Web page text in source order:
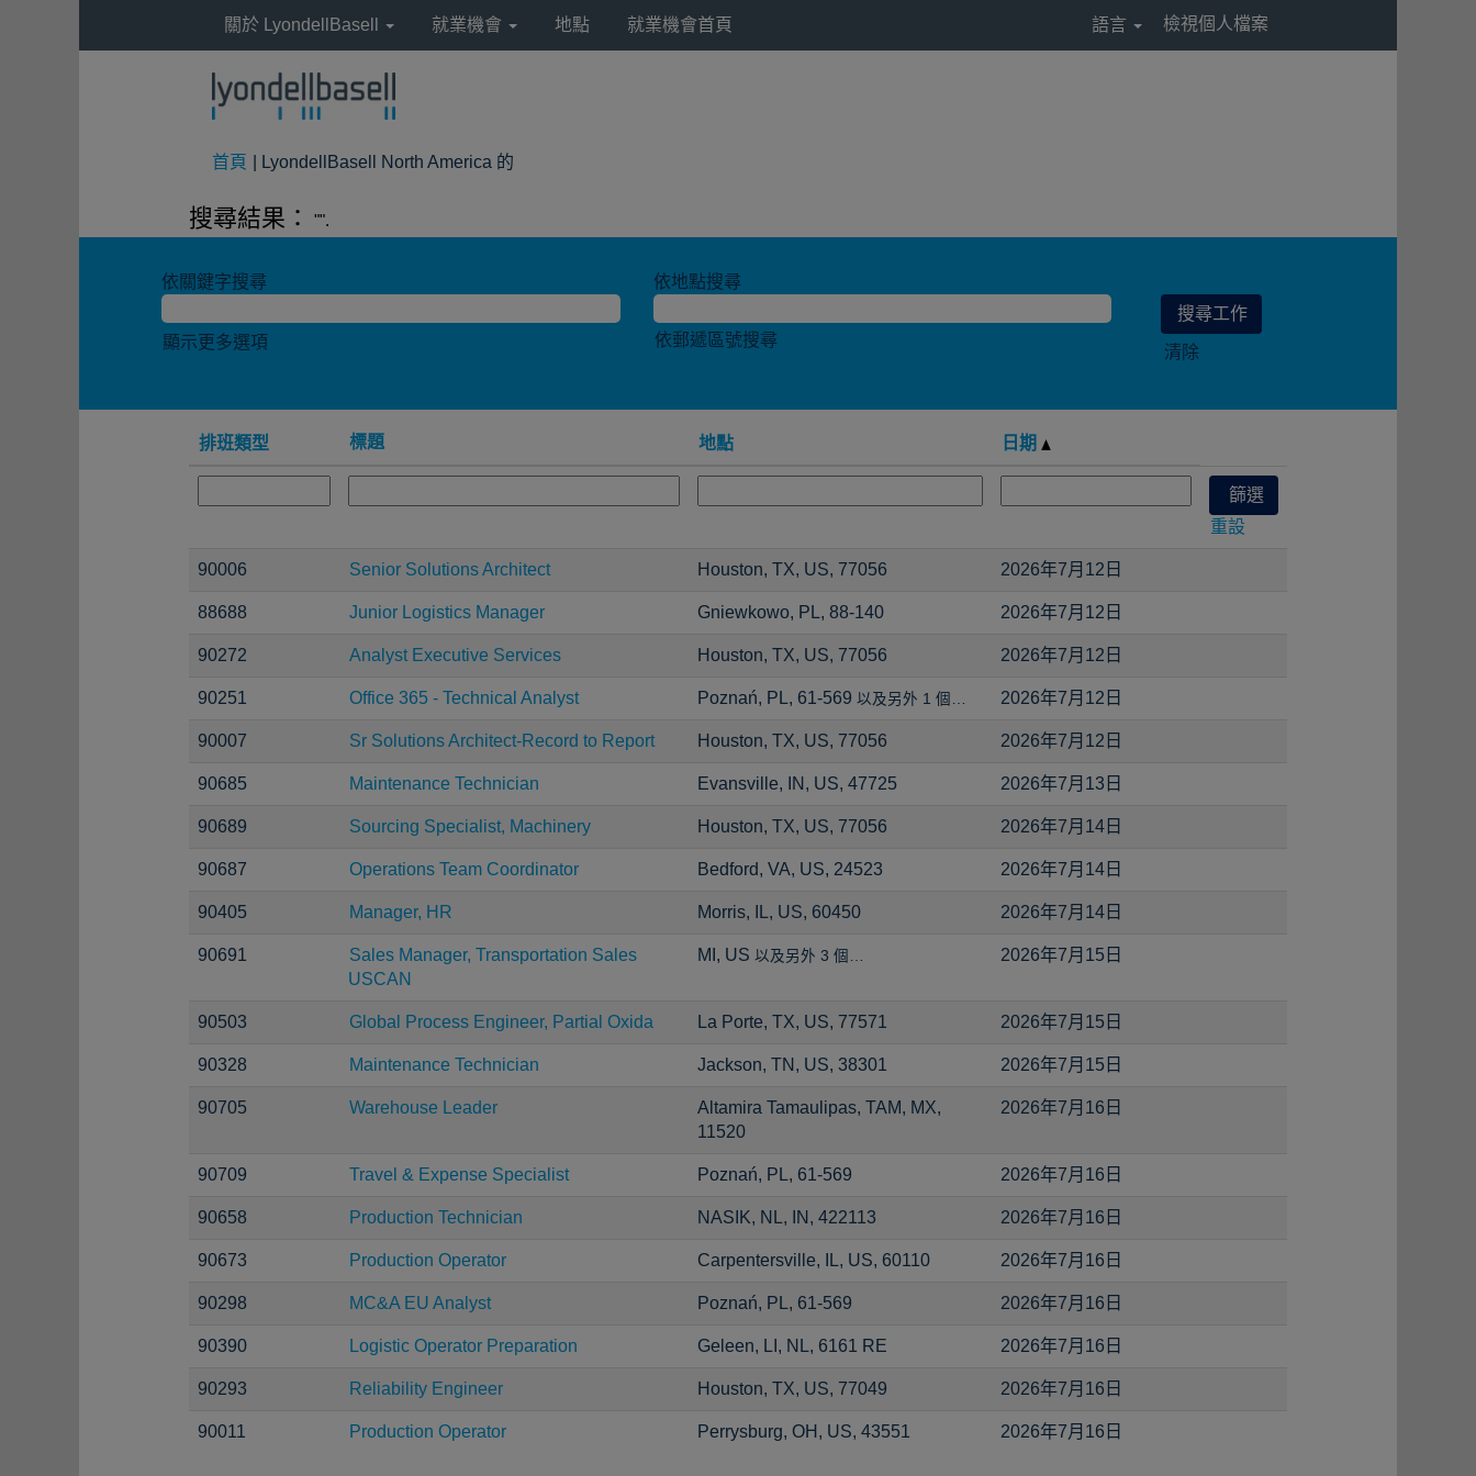
關於 LyondellBasell 就業機會 地點 就業機會首頁 語言 檢視個人檔案
首頁 LyondellBasell North America 的
面)
搜尋結果： "".
依關鍵字搜尋 依地點搜尋
依郵遞區號搜尋
顯示更多選項
清除
排班類型 標題 地點 日期
重設
90006 Senior Solutions Architect Houston, TX, US, 77056 2026年7月12日
88688 Junior Logistics Manager Gniewkowo, PL, 88-140 2026年7月12日
90272 Analyst Executive Services Houston, TX, US, 77056 2026年7月12日
90251 Office 365 - Technical Analyst Poznań, PL, 61-569 以及另外 1 個… 2026年7月12日
90007 Sr Solutions Architect-Record to Report Houston, TX, US, 77056 2026年7月12日
90685 Maintenance Technician Evansville, IN, US, 47725 2026年7月13日
90689 Sourcing Specialist, Machinery Houston, TX, US, 77056 2026年7月14日
90687 Operations Team Coordinator Bedford, VA, US, 24523 2026年7月14日
90405 Manager, HR Morris, IL, US, 60450 2026年7月14日
90691
Sales Manager, Transportation Sales
USCAN
MI, US 以及另外 3 個… 2026年7月15日
90503 Global Process Engineer, Partial Oxida La Porte, TX, US, 77571 2026年7月15日
90328 Maintenance Technician Jackson, TN, US, 38301 2026年7月15日
90705 Warehouse Leader
Altamira Tamaulipas, TAM, MX,
11520
2026年7月16日
90709 Travel & Expense Specialist Poznań, PL, 61-569 2026年7月16日
90658 Production Technician NASIK, NL, IN, 422113 2026年7月16日
90673 Production Operator Carpentersville, IL, US, 60110 2026年7月16日
90298 MC&A EU Analyst Poznań, PL, 61-569 2026年7月16日
90390 Logistic Operator Preparation Geleen, LI, NL, 6161 RE 2026年7月16日
90293 Reliability Engineer Houston, TX, US, 77049 2026年7月16日
90011 Production Operator Perrysburg, OH, US, 43551 2026年7月16日